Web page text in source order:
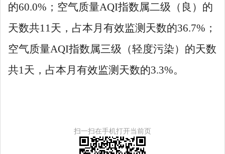
的60.0% ；空气质量AQI指数属二级（良）的
天数共11 天，占本月有效监测天数的36.7% ；
空气质量AQI指数属三级（轻度污染）的天数
共1 天，占本月有效监测天数的3.3%。
扫一扫在手机打开当前页